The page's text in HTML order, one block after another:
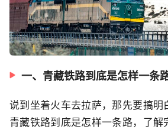
一、青藏铁路到底是怎样一条路
说到坐着火车去拉萨，那先要搞明
青藏铁路到底是怎样一条路，了解